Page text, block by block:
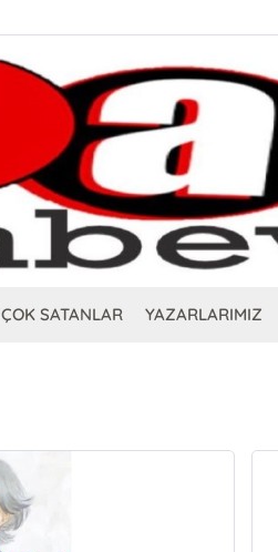
ÇOK SATANLAR YAZARLARIMIZ